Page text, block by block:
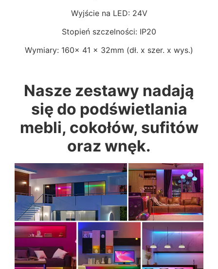
Wyjście na LED: 24V
Stopień szczelności: IP20
Wymiary: 160x 41 x 32mm (dł. x szer. x wys.)
Nasze zestawy nadają
się do podświetlania
mebli, cokołów, sufitów
oraz wnęk.